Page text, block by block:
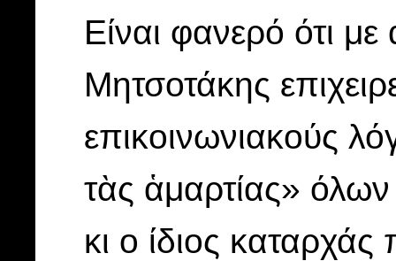
Είναι φανερό ότι
Μητσοτάκης
επικοινωνιακούς
τὰς ἁμαρτίας»
κι ο ίδιος καταρχάς